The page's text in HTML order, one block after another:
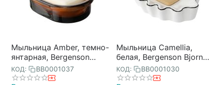
Мыльница Amber, темно-
янтарная, Bergenson
Bjorn Bath
КОД: BB0001037
Мыльница Camellia,
белая, Bergenson Bjorn
Bath
КОД: BB0001030